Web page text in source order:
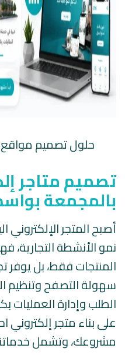
حلول تصميم
تصميم متاجر
بالمجمعة
أصبح المتجر
نمو الأنشطة التجارية،
المنتجات فقط، بل يوفر
سهولة التصفح وتنظيم
الطلب وإدارة
على بناء متجر
مشروعك، وتشمل